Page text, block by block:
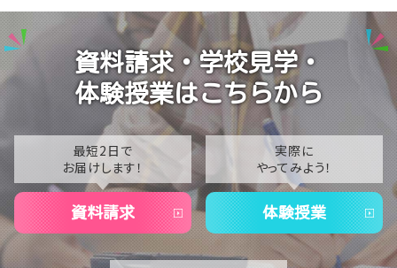
演技の授業風景
Vtuberという表現を学ぶ
2025
2024
2023
2021
2020
資料請求・学校見学・
体験授業はこちらから
最短2日で
お届けします！
資料請求
実際に
やってみよう！
体験授業